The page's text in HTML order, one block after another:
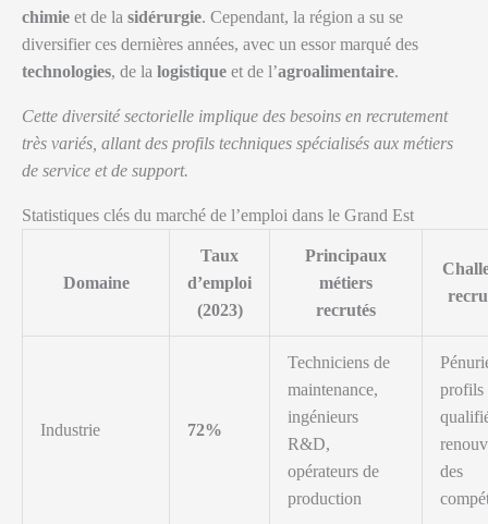
chimie et de la sidérurgie. Cependant, la région a su se
diversifier ces dernières années, avec un essor marqué des
technologies, de la logistique et de l’agroalimentaire.
Cette diversité sectorielle implique des besoins en recrutement
très variés, allant des profils techniques spécialisés aux métiers
de service et de support.
Statistiques clés du marché de l’emploi dans le Grand Est
Domaine
Taux
d’emploi
(2023)
Principaux
métiers
recrutés
Industrie 72%
Techniciens de
maintenance,
ingénieurs
R&D,
opérateurs de
production
profils
des